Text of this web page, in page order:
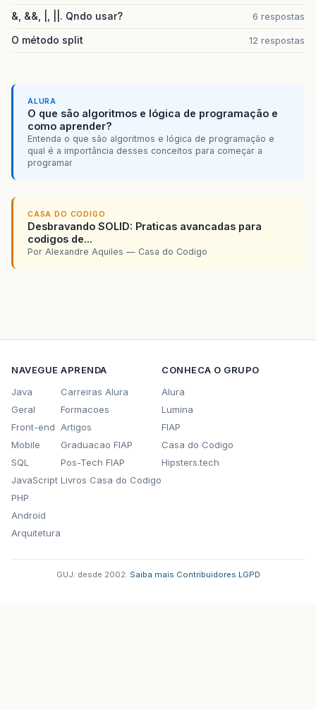
&, &&, |, ||. Qndo usar? 6 respostas
O método split 12 respostas
ALURA
O que são algoritmos e lógica de programação e
como aprender?
Entenda o que são algoritmos e lógica de programação e
qual é a importância desses conceitos para começar a
programar
CASA DO CODIGO
Desbravando SOLID: Praticas avancadas para
codigos de...
Por Alexandre Aquiles — Casa do Codigo
NAVEGUE
Java
Geral
Front-end
Mobile
SQL
JavaScript
PHP
Android
Arquitetura
APRENDA
Carreiras Alura
Formacoes
Artigos
Graduacao FIAP
Pos-Tech FIAP
Livros Casa do Codigo
CONHECA O GRUPO
Alura
Lumina
FIAP
Casa do Codigo
Hipsters.tech
GUJ: desde 2002. Saiba mais Contribuidores LGPD